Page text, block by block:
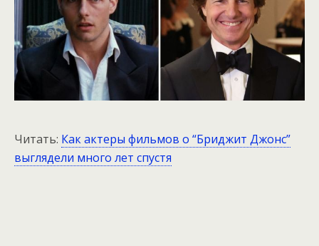
Читать: Как актеры фильмов о “Бриджит Джонс”
выглядели много лет спустя